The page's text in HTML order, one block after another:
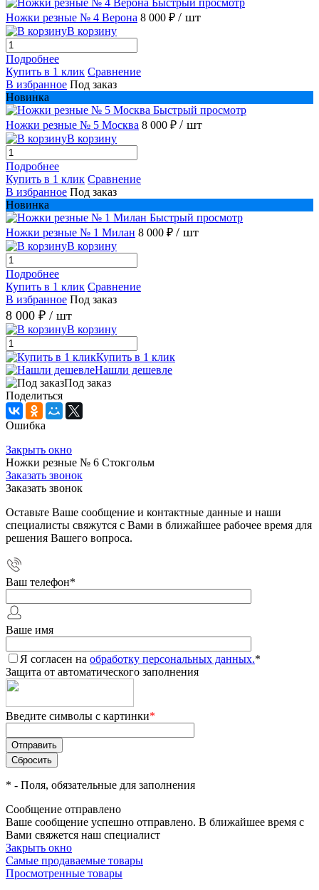
Быстрый просмотр
Ножки резные № 4 Верона 8 000 ₽ / шт
В корзину
Подробнее
Купить в 1 клик Сравнение
В избранное Под заказ
Новинка
Быстрый просмотр
Ножки резные № 5 Москва 8 000 ₽ / шт
В корзину
Подробнее
Купить в 1 клик Сравнение
В избранное Под заказ
Новинка
Быстрый просмотр
Ножки резные № 1 Милан 8 000 ₽ / шт
В корзину
Подробнее
Купить в 1 клик Сравнение
В избранное Под заказ
8 000 ₽ / шт
В корзину
Купить в 1 клик
Нашли дешевле
Под заказ
Поделиться
Ошибка
Закрыть окно
Ножки резные № 6 Стокгольм
Заказать звонок
Заказать звонок
Оставьте Ваше сообщение и контактные данные и наши
специалисты свяжутся с Вами в ближайшее рабочее время для
решения Вашего вопроса.
Ваш телефон*
Ваше имя
Я согласен на обработку персональных данных.*
Защита от автоматического заполнения
Введите символы с картинки*
* - Поля, обязательные для заполнения
Сообщение отправлено
Ваше сообщение успешно отправлено. В ближайшее время с
Вами свяжется наш специалист
Закрыть окно
Самые продаваемые товары
Просмотренные товары